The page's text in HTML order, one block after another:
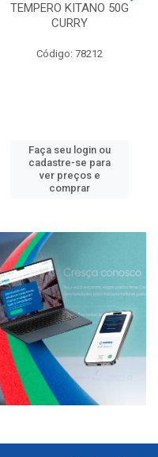
TEMPERO KITANO 50G
CURRY
Código: 78212
Faça seu login ou
cadastre-se para
ver preços e
comprar